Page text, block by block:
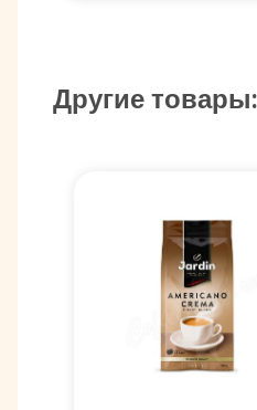
Другие